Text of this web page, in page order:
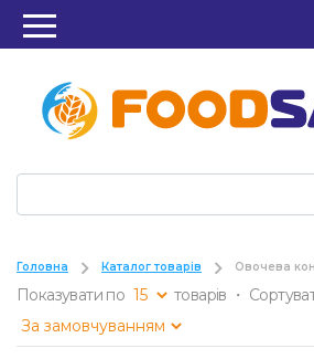
Головна Каталог товарів Овочева
Показувати по товарів ・